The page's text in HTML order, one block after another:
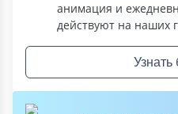
анимация и
действуют на наших